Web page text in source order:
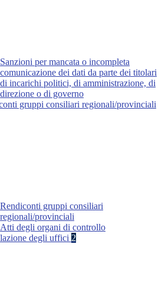
Sanzioni per mancata o incompleta
comunicazione dei dati da parte dei titolari
di incarichi politici, di amministrazione, di
direzione o di governo
gruppi consiliari regionali/provinciali
Rendiconti gruppi consiliari
regionali/provinciali
Atti degli organi di controllo
degli uffici 2